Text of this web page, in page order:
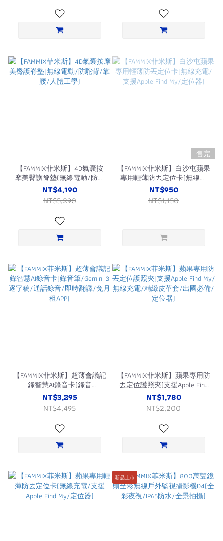
【FAMMIX菲米斯】4D氣囊按
摩美臀護脊墊(無線電動/防駝
背/靠腰/人體工學)
NT$4,190
NT$5,290
售完
【FAMMIX菲米斯】白沙屯蘋果
專用輕薄防丟定位卡(無線充
電/支援Apple Find My/定位器)
NT$950
NT$1,150
【FAMMIX菲米斯】超薄會議記
錄智慧AI錄音卡(錄音
筆/Gemini 3逐字稿/通話錄音/
即時翻譯/免月租APP)
NT$3,295
NT$4,495
【FAMMIX菲米斯】蘋果專用防
丟定位護照夾(支援Apple Find
My/無線充電/精緻皮革套/出
國必備/定位器)
NT$1,780
NT$2,200
新品上市